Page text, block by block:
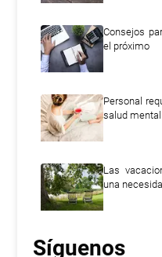
Consejos
el próximo
Personal
salud mental
Las
una
Síguenos